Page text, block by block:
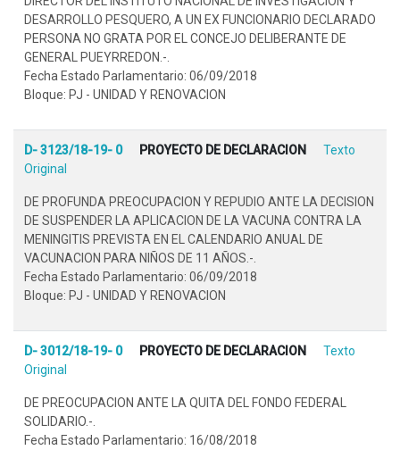
DESARROLLO PESQUERO, A UN EX FUNCIONARIO DECLARADO
PERSONA NO GRATA POR EL CONCEJO DELIBERANTE DE
GENERAL PUEYRREDON.-.
Fecha Estado Parlamentario: 06/09/2018
Bloque: PJ - UNIDAD Y RENOVACION
D- 3123/18-19- 0 PROYECTO DE DECLARACION
Texto
Original
DE PROFUNDA PREOCUPACION Y REPUDIO ANTE LA DECISION
DE SUSPENDER LA APLICACION DE LA VACUNA CONTRA LA
MENINGITIS PREVISTA EN EL CALENDARIO ANUAL DE
VACUNACION PARA NIÑOS DE 11 AÑOS.-.
Fecha Estado Parlamentario: 06/09/2018
Bloque: PJ - UNIDAD Y RENOVACION
D- 3012/18-19- 0 PROYECTO DE DECLARACION
Texto
Original
DE PREOCUPACION ANTE LA QUITA DEL FONDO FEDERAL
SOLIDARIO.-.
Fecha Estado Parlamentario: 16/08/2018